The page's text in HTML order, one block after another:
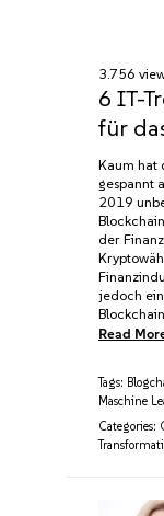
3.756
6 IT-
für
Kaum hat
gespannt
2019
der
jedoch
Read
Tags:
Maschine
Categories: